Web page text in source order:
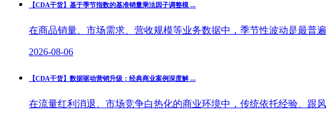
【CDA干货】基于季节指数的基准销量乘法因子调整模 ...
在商品销量、市场需求、营收规模等业务数据中，季节性波动是最普
2026-08-06
【CDA干货】数据驱动营销升级：经典商业案例深度解 ...
在流量红利消退、市场竞争白热化的商业环境中，传统依托经验、跟